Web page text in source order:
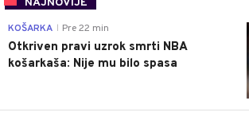
KOŠARKA Pre 22 min
Otkriven pravi uzrok smrti NBA
košarkaša: Nije mu bilo spasa